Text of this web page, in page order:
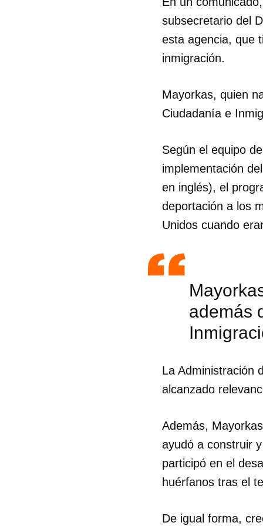
subsecretario del
esta agencia, que
inmigración.
Mayorkas, quien
Ciudadanía e
Según el equipo
implementación
en inglés), el
deportación a los
Unidos cuando
además
La Administración
alcanzado
Además,
ayudó a construir
participó en el
huérfanos tras el
De igual forma,